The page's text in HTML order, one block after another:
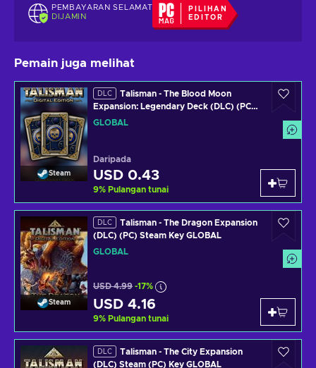
PEMBAYARAN SELAMAT
DIJAMIN
PILIHAN
EDITOR
Pemain juga melihat
Steam
DLC
Talisman - The Blood Moon
Expansion: Legendary Deck (DLC) (PC)
Steam Key GLOBAL
GLOBAL
Daripada
USD 0.43
9% Pulangan tunai
Steam
DLC
Talisman - The Dragon Expansion
(DLC) (PC) Steam Key GLOBAL
GLOBAL
USD 4.99 -17%
USD 4.16
9% Pulangan tunai
DLC
Talisman - The City Expansion
(DLC) Steam (PC) Key GLOBAL